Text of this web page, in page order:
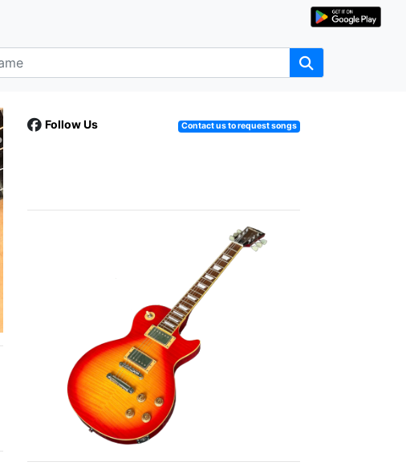
Follow Us Contact us to request songs